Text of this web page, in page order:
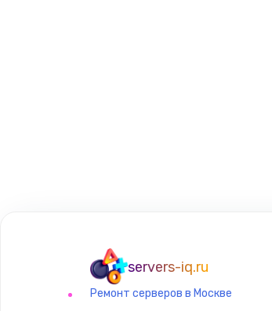
servers-iq.ru
Ремонт серверов в Москве